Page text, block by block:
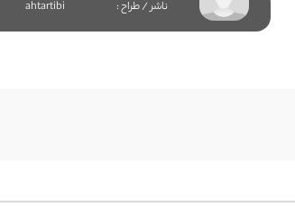
ناشر / طراح : ahtartibi